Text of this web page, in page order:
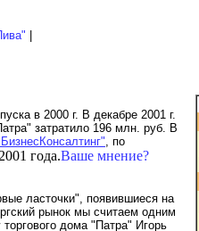
в 2000 г. В декабре 2001 г.
затратило 196 млн. руб. В
, по
года.Ваше мнение?
ласточки", появившиеся на
рынок мы считаем одним
дома "Патра" Игорь